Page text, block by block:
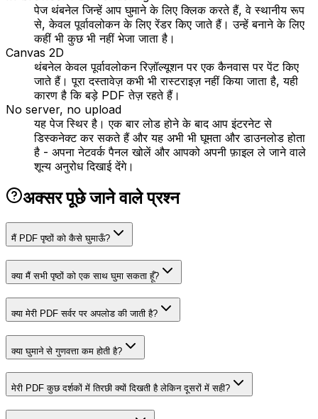
पेज थंबनेल जिन्हें आप घुमाने के लिए क्लिक करते हैं, वे स्थानीय रूप
से, केवल पूर्वावलोकन के लिए रेंडर किए जाते हैं। उन्हें बनाने के लिए
कहीं भी कुछ भी नहीं भेजा जाता है।
Canvas 2D
थंबनेल केवल पूर्वावलोकन रिज़ॉल्यूशन पर एक कैनवास पर पेंट किए
जाते हैं। पूरा दस्तावेज़ कभी भी रास्टराइज़ नहीं किया जाता है, यही
कारण है कि बड़े PDF तेज़ रहते हैं।
No server, no upload
यह पेज स्थिर है। एक बार लोड होने के बाद आप इंटरनेट से
डिस्कनेक्ट कर सकते हैं और यह अभी भी घूमता और डाउनलोड होता
है - अपना नेटवर्क पैनल खोलें और आपको अपनी फ़ाइल ले जाने वाले
शून्य अनुरोध दिखाई देंगे।
अक्सर पूछे जाने वाले प्रश्न
मैं PDF पृष्ठों को कैसे घुमाऊँ?
क्या मैं सभी पृष्ठों को एक साथ घुमा सकता हूँ?
क्या मेरी PDF सर्वर पर अपलोड की जाती है?
क्या घुमाने से गुणवत्ता कम होती है?
मेरी PDF कुछ दर्शकों में तिरछी क्यों दिखती है लेकिन दूसरों में सही?